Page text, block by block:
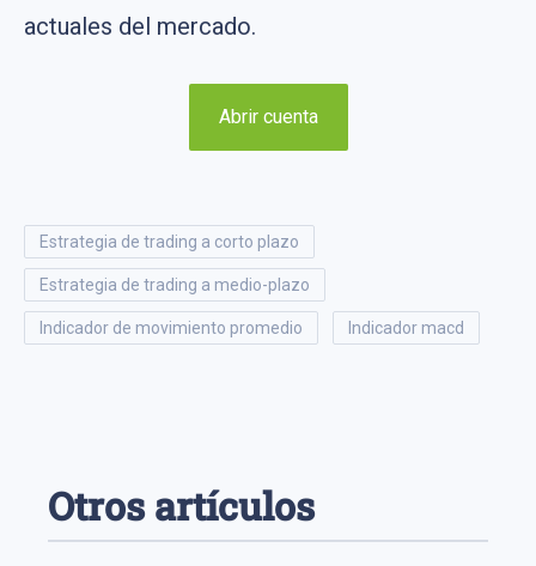
actuales del mercado.
Abrir cuenta
estrategia de trading a corto plazo
estrategia de trading a medio-plazo
indicador de movimiento promedio indicador macd
Otros artículos